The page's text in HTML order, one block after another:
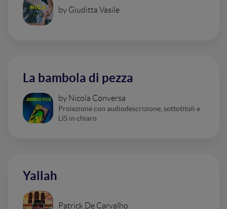
by Giuditta Vasile
La bambola di pezza
by Nicola Conversa
Proiezione con audiodescrizione, sottotitoli e
LIS in chiaro
Yallah
Patrick De Carvalho